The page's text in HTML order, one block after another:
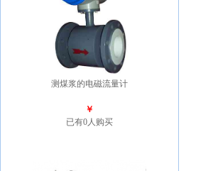
测煤浆的电磁流量计
￥
已有0人购买